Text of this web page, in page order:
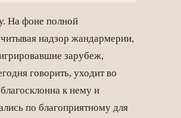
На фоне полной
надзор жандармерии,
зарубеж,
говорить, уходит во
к нему и
по благоприятному для